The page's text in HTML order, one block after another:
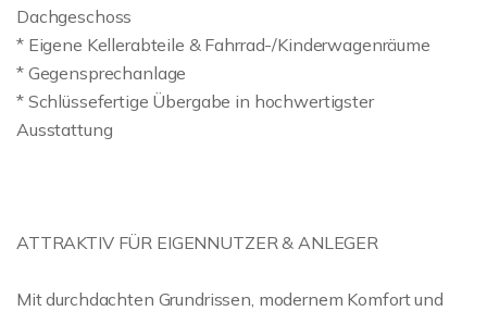
Dachgeschoss
* Eigene Kellerabteile & Fahrrad-/Kinderwagenräume
* Gegensprechanlage
* Schlüssefertige Übergabe in hochwertigster
Ausstattung
ATTRAKTIV FÜR EIGENNUTZER & ANLEGER
Mit durchdachten Grundrissen, modernem Komfort und